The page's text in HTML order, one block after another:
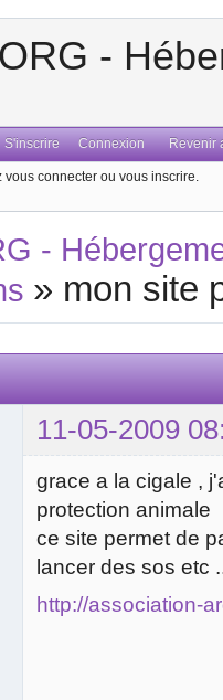
-
S'inscrire Connexion Revenir
vous connecter ou vous inscrire.
-
» mon site
11-05-2009
grace a la cigale ,
protection animale
ce site permet de
lancer des sos etc
http://association-